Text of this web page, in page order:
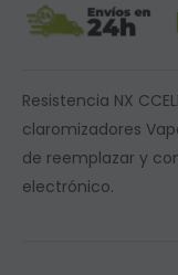
Resistencia NX
claromizadores
de reemplazar y
electrónico.